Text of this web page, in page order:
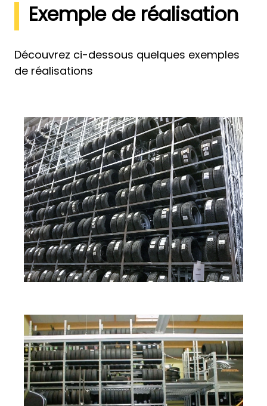
Exemple de réalisation
Découvrez ci-dessous quelques exemples
de réalisations